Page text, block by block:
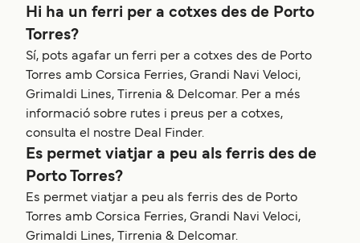
Hi ha un ferri per a cotxes des de Porto
Torres?
Sí, pots agafar un ferri per a cotxes des de Porto
Torres amb Corsica Ferries, Grandi Navi Veloci,
Grimaldi Lines, Tirrenia & Delcomar. Per a més
informació sobre rutes i preus per a cotxes,
consulta el nostre Deal Finder.
Es permet viatjar a peu als ferris des de
Porto Torres?
Es permet viatjar a peu als ferris des de Porto
Torres amb Corsica Ferries, Grandi Navi Veloci,
Grimaldi Lines, Tirrenia & Delcomar.